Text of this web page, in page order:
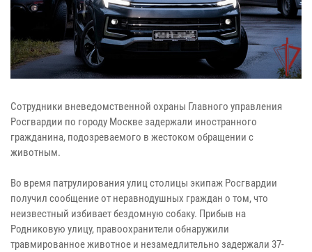
Сотрудники вневедомственной охраны Главного управления
Росгвардии по городу Москве задержали иностранного
гражданина, подозреваемого в жестоком обращении с
животным.
Во время патрулирования улиц столицы экипаж Росгвардии
получил сообщение от неравнодушных граждан о том, что
неизвестный избивает бездомную собаку. Прибыв на
Родниковую улицу, правоохранители обнаружили
травмированное животное и незамедлительно задержали 37-